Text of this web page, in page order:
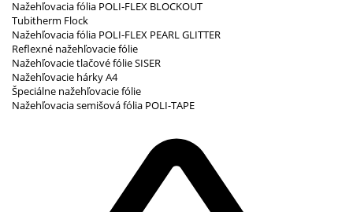
Nažehľovacia fólia POLI-FLEX BLOCKOUT
Tubitherm Flock
Nažehľovacia fólia POLI-FLEX PEARL GLITTER
Reflexné nažehľovacie fólie
Nažehľovacie tlačové fólie SISER
Nažehľovacie hárky A4
Špeciálne nažehľovacie fólie
Nažehľovacia semišová fólia POLI-TAPE